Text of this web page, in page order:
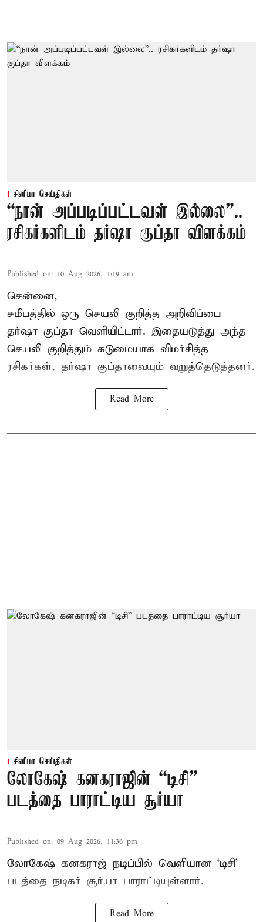
சினிமா செய்திகள்
“நான் அப்படிப்பட்டவள் இல்லை”..
ரசிகர்களிடம் தர்ஷா குப்தா விளக்கம்
Published on: 10 Aug 2026, 1:19 am
சென்னை,
சமீபத்தில் ஒரு செயலி குறித்த அறிவிப்பை
தர்ஷா குப்தா வெளியிட்டார். இதையடுத்து அந்த
செயலி குறித்தும் கடுமையாக விமர்சித்த
ரசிகர்கள், தர்ஷா குப்தாவையும் வறுத்தெடுத்தனர்.
Read More
சினிமா செய்திகள்
லோகேஷ் கனகராஜின் “டிசி”
படத்தை பாராட்டிய சூர்யா
Published on: 09 Aug 2026, 11:36 pm
லோகேஷ் கனகராஜ் நடிப்பில் வெளியான ‘டிசி’
படத்தை நடிகர் சூர்யா பாராட்டியுள்ளார்.
Read More